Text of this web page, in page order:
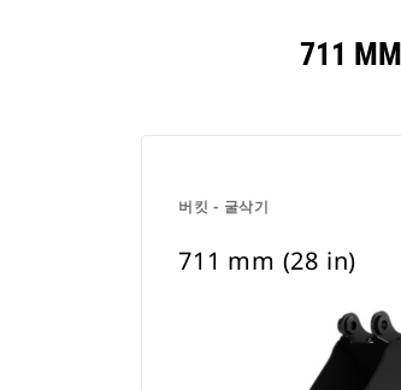
711
버킷 - 굴삭기
711 mm (28 in)